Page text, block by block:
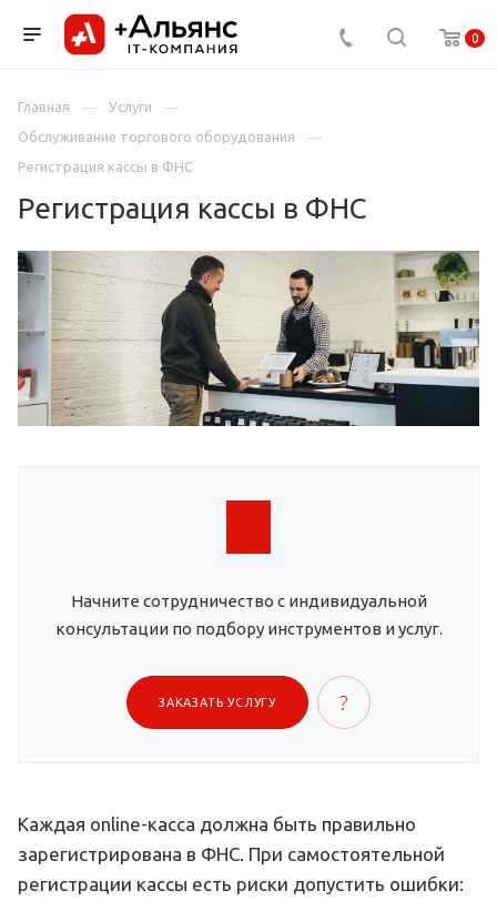
0
Главная
Услуги
Обслуживание торгового оборудования
Регистрация кассы в ФНС
Регистрация кассы в ФНС
Начните сотрудничество с индивидуальной
консультации по подбору инструментов и услуг.
ЗАКАЗАТЬ УСЛУГУ
Каждая online-касса должна быть правильно
зарегистрирована в ФНС. При самостоятельной
регистрации кассы есть риски допустить ошибки: